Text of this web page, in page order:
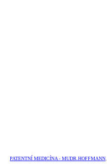
PATENTNÍ MEDICÍNA - MUDR.HOFFMANN,